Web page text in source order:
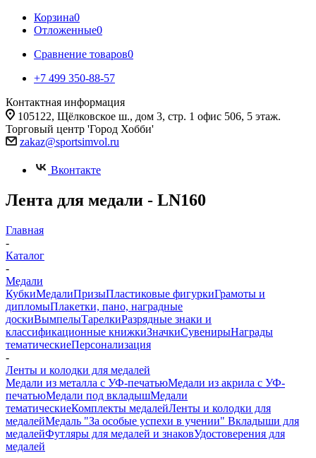
Корзина0
Отложенные0
Сравнение товаров0
+7 499 350-88-57
Контактная информация
105122, Щёлковское ш., дом 3, стр. 1 офис 506, 5 этаж.
Торговый центр 'Город Хобби'
zakaz@sportsimvol.ru
Вконтакте
Лента для медали - LN160
Главная
-
Каталог
-
Медали
КубкиМедалиПризыПластиковые фигуркиГрамоты и
дипломыПлакетки, пано, наградные
доскиВымпелыТарелкиРазрядные знаки и
классификационные книжкиЗначкиСувенирыНаграды
тематическиеПерсонализация
-
Ленты и колодки для медалей
Медали из металла с УФ-печатьюМедали из акрила с УФ-
печатьюМедали под вкладышМедали
тематическиеКомплекты медалейЛенты и колодки для
медалейМедаль "За особые успехи в учении" Вкладыши для
медалейФутляры для медалей и знаковУдостоверения для
медалей